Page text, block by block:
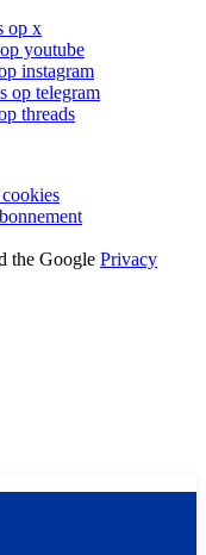
op x
youtube
instagram
op telegram
threads
the Google Privacy